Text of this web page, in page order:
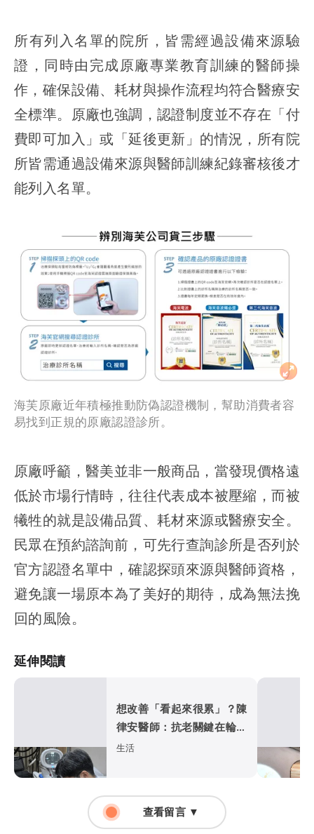
所有列入名單的院所，皆需經過設備來源驗
證，同時由完成原廠專業教育訓練的醫師操
作，確保設備、耗材與操作流程均符合醫療安
全標準。原廠也強調，認證制度並不存在「付
費即可加入」或「延後更新」的情況，所有院
所皆需通過設備來源與醫師訓練紀錄審核後才
能列入名單。
海芙原廠近年積極推動防偽認證機制，幫助消費者容
易找到正規的原廠認證診所。
原廠呼籲，醫美並非一般商品，當發現價格遠
低於市場行情時，往往代表成本被壓縮，而被
犧牲的就是設備品質、耗材來源或醫療安全。
民眾在預約諮詢前，可先行查詢診所是否列於
官方認證名單中，確認探頭來源與醫師資格，
避免讓一場原本為了美好的期待，成為無法挽
回的風險。
延伸閱讀
想改善「看起來很累」？陳
律安醫師：抗老關鍵在輪廓
支撐 海芙音波媚必提助找
生活
查看留言 ▼